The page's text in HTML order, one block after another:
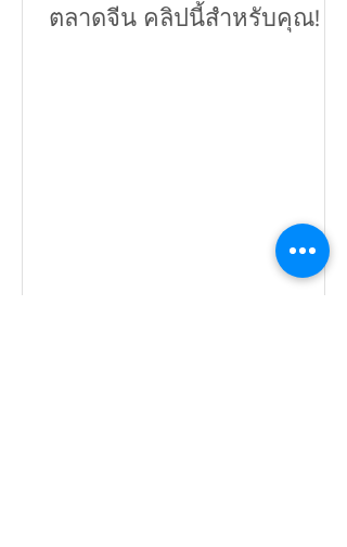
ตลาดจีน คลิปนี้สำหรับคุณ!